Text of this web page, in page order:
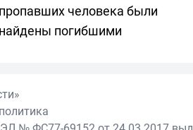
пропавших человека были
найдены погибшими